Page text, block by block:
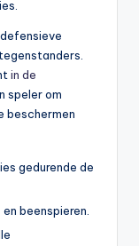
in de
speler om
beschermen
gedurende de
beenspieren.